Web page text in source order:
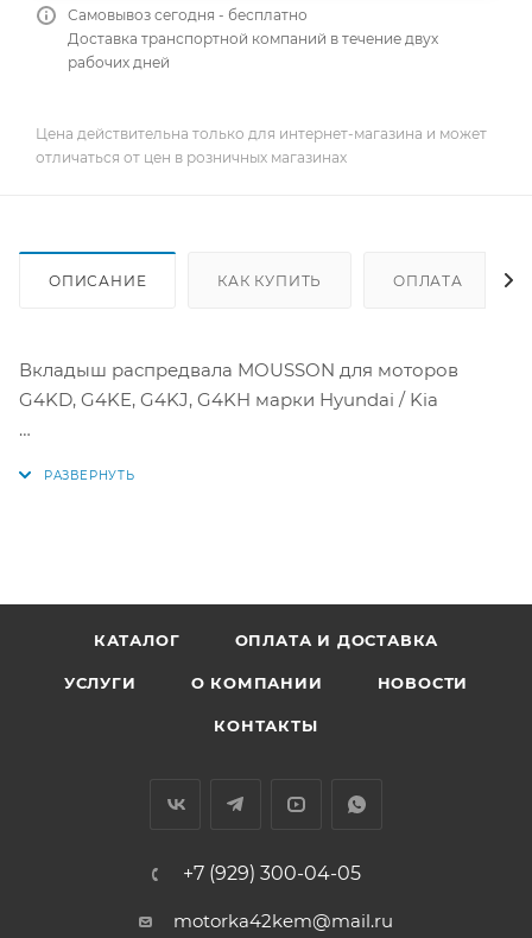
Самовывоз сегодня - бесплатно
Доставка транспортной компаний в течение двух
рабочих дней
Цена действительна только для интернет-магазина и может
отличаться от цен в розничных магазинах
ОПИСАНИЕ КАК КУПИТЬ ОПЛАТА
Вкладыш распредвала MOUSSON для моторов
G4KD, G4KE, G4KJ, G4KH марки Hyundai / Kia
КАТАЛОГ ОПЛАТА И ДОСТАВКА
УСЛУГИ О КОМПАНИИ НОВОСТИ
КОНТАКТЫ
+7 (929) 300-04-05
motorka42kem@mail.ru